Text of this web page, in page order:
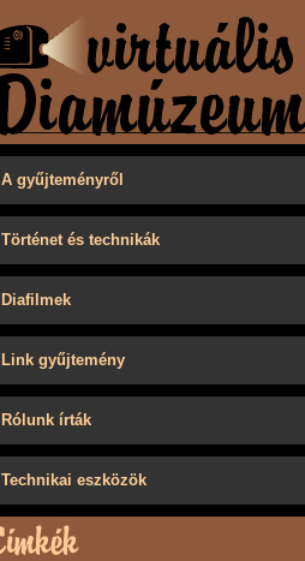
A gyűjteményről
Történet és technikák
Diafilmek
Link gyűjtemény
Rólunk írták
Technikai eszközök